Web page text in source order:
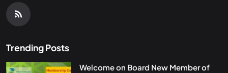
Trending Posts
Welcome on Board New Member of